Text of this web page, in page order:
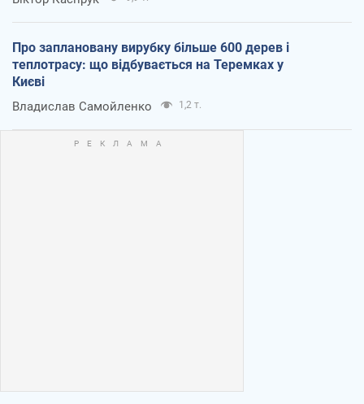
Про заплановану вирубку більше 600 дерев і
теплотрасу: що відбувається на Теремках у
Києві
Владислав Самойленко 1,2 т.